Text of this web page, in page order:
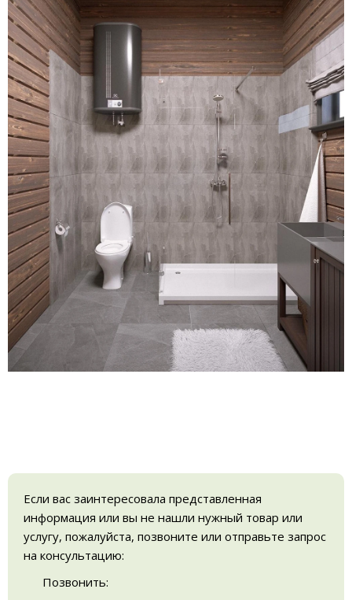
Если вас заинтересовала представленная
информация или вы не нашли нужный товар или
услугу, пожалуйста, позвоните или отправьте запрос
на консультацию:
Позвонить: